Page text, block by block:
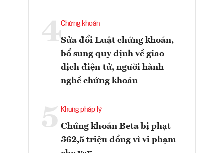
4Chứng khoán
Sửa đổi Luật chứng khoán,
bổ sung quy định về giao
dịch điện tử, người hành
nghề chứng khoán
5 Khung pháp lý
Chứng khoán Beta bị phạt
362,5 triệu đồng vì vi phạm